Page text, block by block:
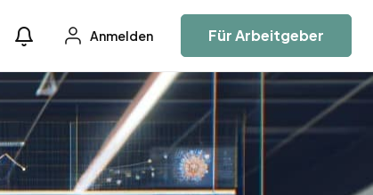
Anmelden Für Arbeitgeber